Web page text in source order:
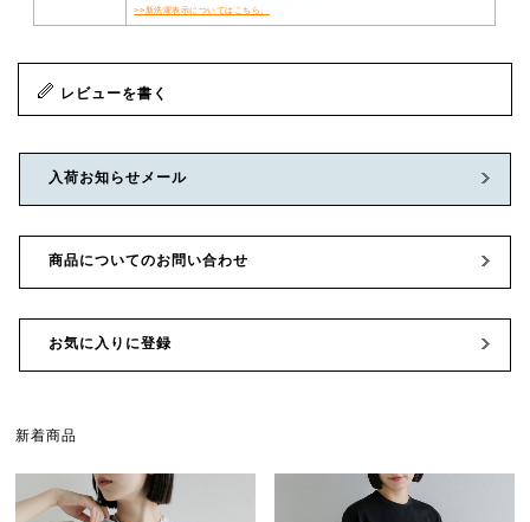
>>新洗濯表示についてはこちら。
レビューを書く
入荷お知らせメール
商品についてのお問い合わせ
お気に入りに登録
新着商品